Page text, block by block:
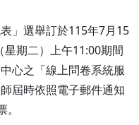
」選舉訂於115年7月15
期二）上午11:00期間
心之「線上問卷系統服
屆時依照電子郵件通知